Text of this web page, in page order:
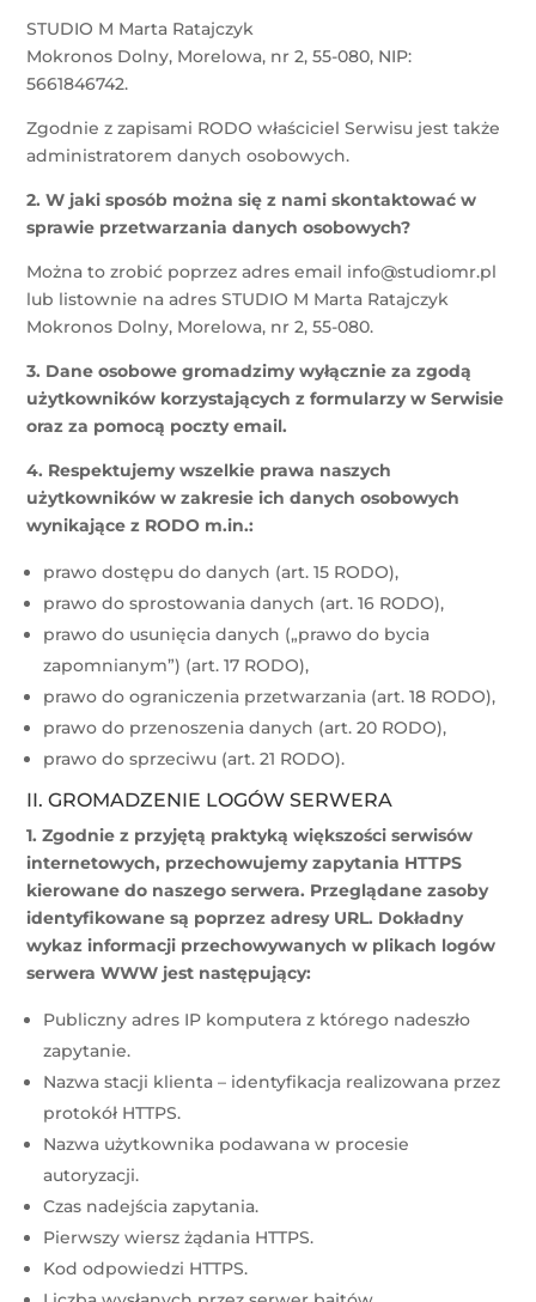
STUDIO M Marta Ratajczyk
Mokronos Dolny, Morelowa, nr 2, 55-080, NIP:
5661846742.
Zgodnie z zapisami RODO właściciel Serwisu jest także
administratorem danych osobowych.
2. W jaki sposób można się z nami skontaktować w
sprawie przetwarzania danych osobowych?
Można to zrobić poprzez adres email info@studiomr.pl
lub listownie na adres STUDIO M Marta Ratajczyk
Mokronos Dolny, Morelowa, nr 2, 55-080.
3. Dane osobowe gromadzimy wyłącznie za zgodą
użytkowników korzystających z formularzy w Serwisie
oraz za pomocą poczty email.
4. Respektujemy wszelkie prawa naszych
użytkowników w zakresie ich danych osobowych
wynikające z RODO m.in.:
prawo dostępu do danych (art. 15 RODO),
prawo do sprostowania danych (art. 16 RODO),
prawo do usunięcia danych („prawo do bycia
zapomnianym”) (art. 17 RODO),
prawo do ograniczenia przetwarzania (art. 18 RODO),
prawo do przenoszenia danych (art. 20 RODO),
prawo do sprzeciwu (art. 21 RODO).
II. GROMADZENIE LOGÓW SERWERA
1. Zgodnie z przyjętą praktyką większości serwisów
internetowych, przechowujemy zapytania HTTPS
kierowane do naszego serwera. Przeglądane zasoby
identyfikowane są poprzez adresy URL. Dokładny
wykaz informacji przechowywanych w plikach logów
serwera WWW jest następujący:
Publiczny adres IP komputera z którego nadeszło
zapytanie.
Nazwa stacji klienta – identyfikacja realizowana przez
protokół HTTPS.
Nazwa użytkownika podawana w procesie
autoryzacji.
Czas nadejścia zapytania.
Pierwszy wiersz żądania HTTPS.
Kod odpowiedzi HTTPS.